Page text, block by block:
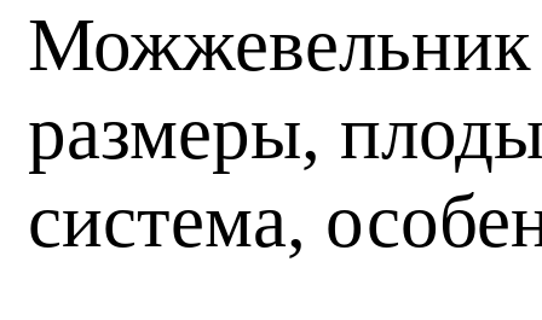
Можжевельник
размеры,
система,